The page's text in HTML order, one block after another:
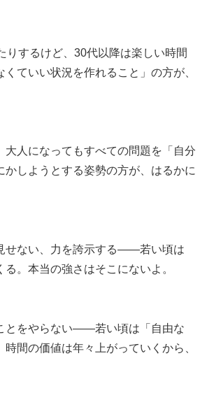
りするけど、30代以降は楽しい時間
ていい状況を作れること」の方が、
人になってもすべての問題を「自分
しようとする姿勢の方が、はるかに
せない、力を誇示する——若い頃は
。本当の強さはそこにないよ。
とをやらない——若い頃は「自由な
間の価値は年々上がっていくから、